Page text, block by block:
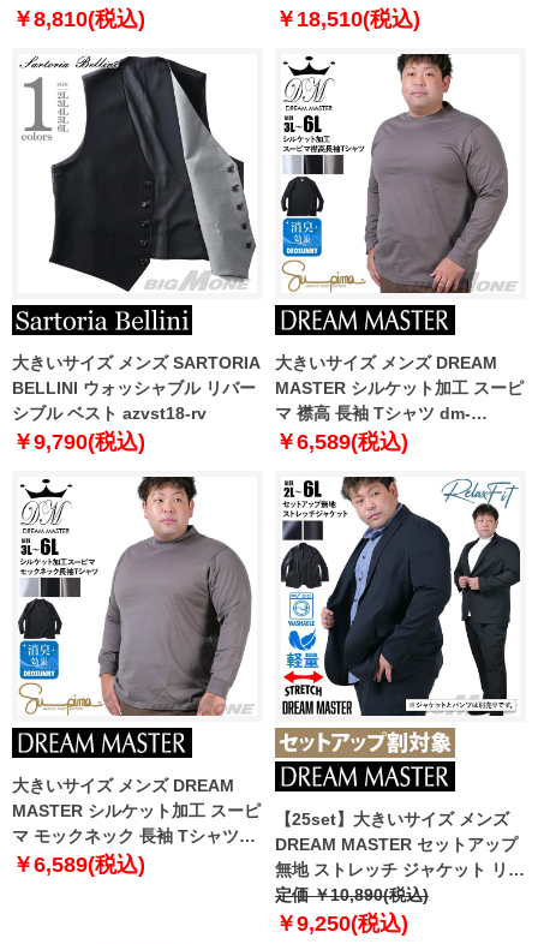
量 ウォッシャブル イージーケア
￥8,810(税込)
ト 軽量 ウォッシャブル イージー
￥18,510(税込)
大きいサイズ メンズ SARTORIA
BELLINI ウォッシャブル リバー
シブル ベスト azvst18-rv
￥9,790(税込)
大きいサイズ メンズ DREAM
MASTER シルケット加工 スーピ
マ 襟高 長袖 Tシャツ dm-
t240411
￥6,589(税込)
大きいサイズ メンズ DREAM
MASTER シルケット加工 スーピ
マ モックネック 長袖 Tシャツ
dm-t240412
￥6,589(税込)
【25set】大きいサイズ メンズ
DREAM MASTER セットアップ
無地 ストレッチ ジャケット リラ
ックスフィット 軽量 ウォッシャ
ブル イージーケア ライフスーツ
定価 ￥10,890(税込)
￥9,250(税込)